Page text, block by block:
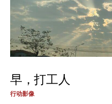
早，打工人
行动影像